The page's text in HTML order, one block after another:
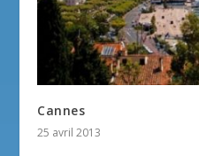
Cannes
25 avril 2013